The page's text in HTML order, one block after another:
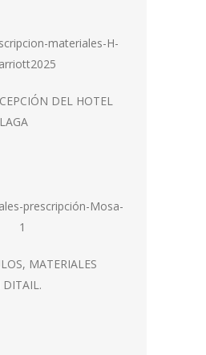
DEL HOTEL
MATERIALES
DITAIL.